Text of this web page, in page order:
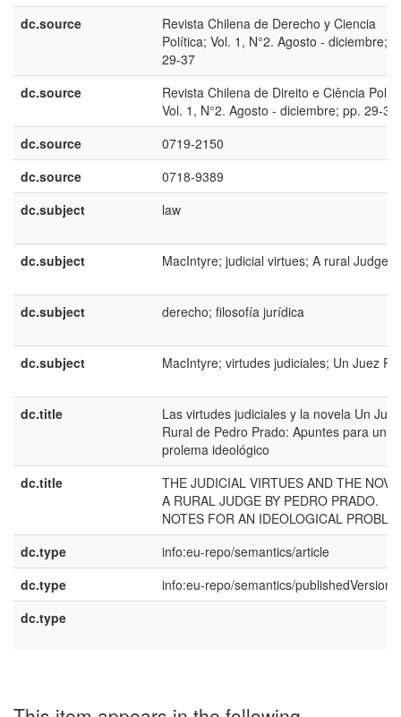
dc.source
Revista Chilena de Derecho y Ciencia
Política; Vol. 1, N°2. Agosto - diciembre;
29-37
dc.source
Revista Chilena de Direito e Ciência
Vol. 1, N°2. Agosto - diciembre; pp. 29-37
dc.source
0719-2150
dc.source
0718-9389
dc.subject
law
dc.subject MacIntyre; judicial virtues; A rural Judge
dc.subject derecho; filosofía jurídica
dc.subject MacIntyre; virtudes judiciales; Un Juez
dc.title
Las virtudes judiciales y la novela Un Juez
Rural de Pedro Prado: Apuntes para un
prolema ideológico
dc.title
THE JUDICIAL VIRTUES AND THE
A RURAL JUDGE BY PEDRO PRADO.
NOTES FOR AN IDEOLOGICAL
dc.type
info:eu-repo/semantics/article
dc.type
info:eu-repo/semantics/publishedVersion
dc.type